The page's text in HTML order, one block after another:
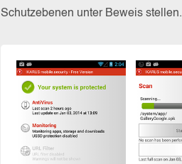
Schutzebenen unter Beweis stellen.